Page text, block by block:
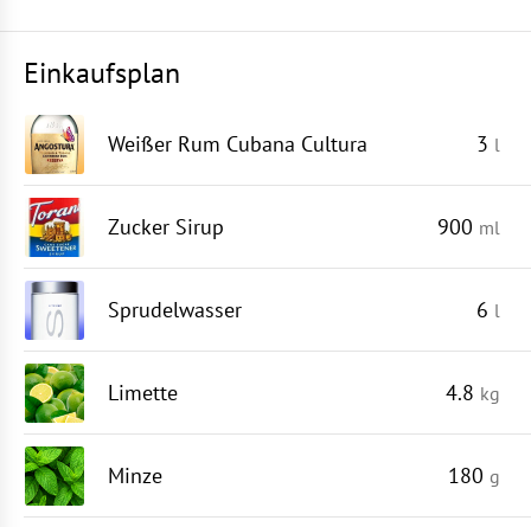
Einkaufsplan
Weißer Rum Cubana Cultura 3 l
Zucker Sirup 900 ml
Sprudelwasser 6 l
Limette 4.8 kg
Minze 180 g